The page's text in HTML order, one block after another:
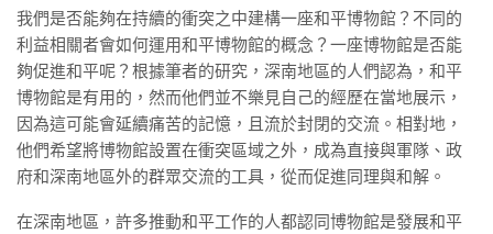
我們是否能夠在持續的衝突之中建構一座和平博物館？不同的
利益相關者會如何運用和平博物館的概念？一座博物館是否能
夠促進和平呢？根據筆者的研究，深南地區的人們認為，和平
博物館是有用的，然而他們並不樂見自己的經歷在當地展示，
因為這可能會延續痛苦的記憶，且流於封閉的交流。相對地，
他們希望將博物館設置在衝突區域之外，成為直接與軍隊、政
府和深南地區外的群眾交流的工具，從而促進同理與和解。
在深南地區，許多推動和平工作的人都認同博物館是發展和平